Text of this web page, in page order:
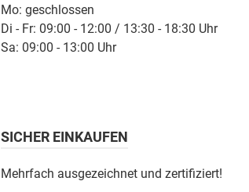
Mo: geschlossen
Di - Fr: 09:00 - 12:00 / 13:30 - 18:30 Uhr
Sa: 09:00 - 13:00 Uhr
SICHER EINKAUFEN
Mehrfach ausgezeichnet und zertifiziert!